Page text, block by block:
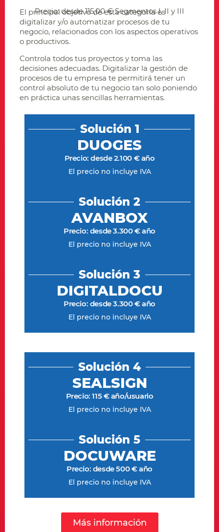
Precio: desde 115,00 € Segmentos I, II y III
El principal objetivo de esta categoría es
digitalizar y/o automatizar procesos de tu
negocio, relacionados con los aspectos operativos
o productivos.
Controla todos tus proyectos y toma las
decisiones adecuadas. Digitalizar la gestión de
procesos de tu empresa te permitirá tener un
control absoluto de tu negocio tan solo poniendo
en práctica unas sencillas herramientas.
Solución 1
DUOGES
Precio: desde 2.100 € año
El precio no incluye IVA
Solución 2
AVANBOX
Precio: desde 3.300 € año
El precio no incluye IVA
Solución 3
DIGITALDOCU
Precio: desde 3.300 € año
El precio no incluye IVA
Solución 4
SEALSIGN
Precio: 115 € año/usuario
El precio no incluye IVA
Solución 5
DOCUWARE
Precio: desde 500 € año
El precio no incluye IVA
Más información